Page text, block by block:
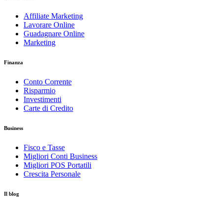
Affiliate Marketing
Lavorare Online
Guadagnare Online
Marketing
Finanza
Conto Corrente
Risparmio
Investimenti
Carte di Credito
Business
Fisco e Tasse
Migliori Conti Business
Migliori POS Portatili
Crescita Personale
Il blog